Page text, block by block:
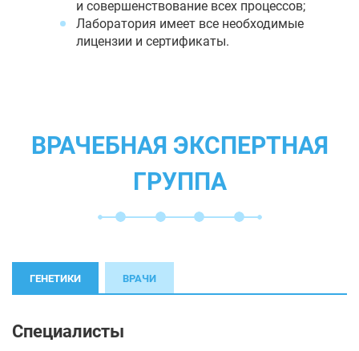
и совершенствование всех процессов;
Лаборатория имеет все необходимые
лицензии и сертификаты.
ВРАЧЕБНАЯ ЭКСПЕРТНАЯ
ГРУППА
ГЕНЕТИКИ ВРАЧИ
Специалисты